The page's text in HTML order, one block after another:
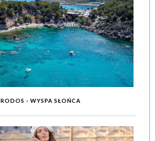
RODOS - WYSPA SŁOŃCA